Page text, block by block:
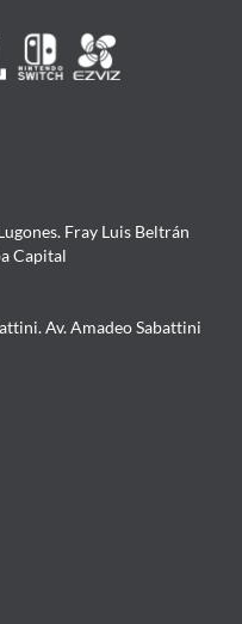
Fray Luis Beltrán
Capital
Av. Amadeo Sabattini